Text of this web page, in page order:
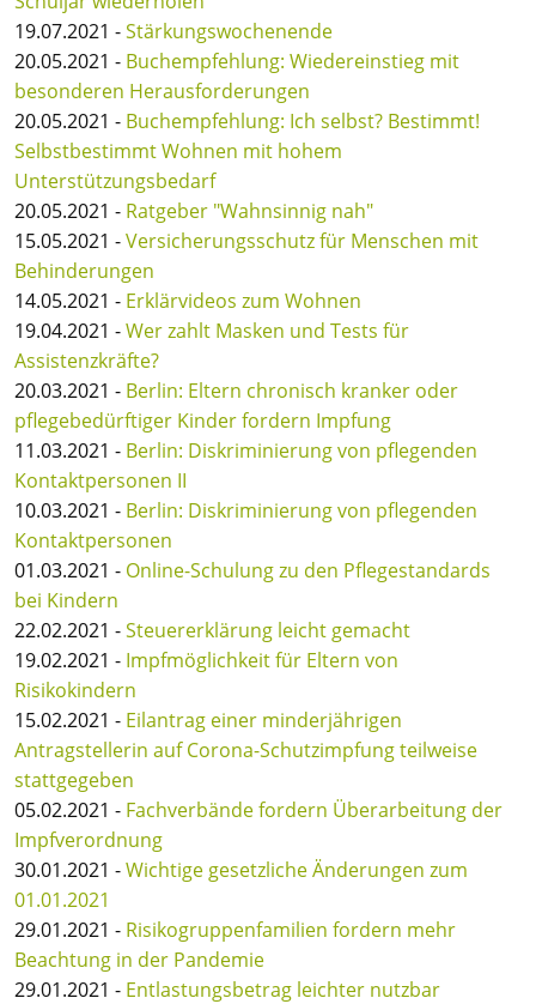
19.07.2021 -Stärkungswochenende
20.05.2021 - Buchempfehlung: Wiedereinstieg mit
besonderen Herausforderungen
20.05.2021 - Buchempfehlung: Ich selbst? Bestimmt!
Selbstbestimmt Wohnen mit hohem
Unterstützungsbedarf
20.05.2021 - Ratgeber "Wahnsinnig nah"
15.05.2021 -Versicherungsschutz für Menschen mit
Behinderungen
14.05.2021 - Erklärvideos zum Wohnen
19.04.2021 -Wer zahlt Masken und Tests für
Assistenzkräfte?
20.03.2021 - Berlin: Eltern chronisch kranker oder
pflegebedürftiger Kinder fordern Impfung
11.03.2021 - Berlin: Diskriminierung von pflegenden
Kontaktpersonen II
10.03.2021 - Berlin: Diskriminierung von pflegenden
Kontaktpersonen
01.03.2021 - Online-Schulung zu den Pflegestandards
bei Kindern
22.02.2021 -Steuererklärung leicht gemacht
19.02.2021 - Impfmöglichkeit für Eltern von
Risikokindern
15.02.2021 - Eilantrag einer minderjährigen
Antragstellerin auf Corona-Schutzimpfung teilweise
stattgegeben
05.02.2021 - Fachverbände fordern Überarbeitung der
Impfverordnung
30.01.2021 -Wichtige gesetzliche Änderungen zum
01.01.2021
29.01.2021 - Risikogruppenfamilien fordern mehr
Beachtung in der Pandemie
29.01.2021 - Entlastungsbetrag leichter nutzbar